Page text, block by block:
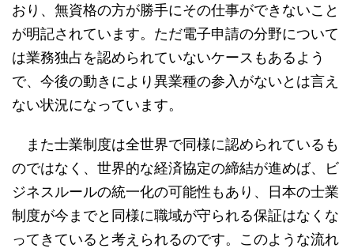
おり、無資格の方が勝手にその仕事ができないこと
が明記されています。ただ電子申請の分野について
は業務独占を認められていないケースもあるよう
で、今後の動きにより異業種の参入がないとは言え
ない状況になっています。
また士業制度は全世界で同様に認められているも
のではなく、世界的な経済協定の締結が進めば、ビ
ジネスルールの統一化の可能性もあり、日本の士業
制度が今までと同様に職域が守られる保証はなくな
ってきていると考えられるのです。このような流れ